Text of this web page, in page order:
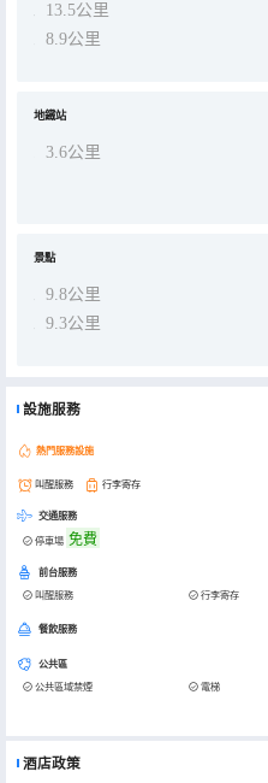
13.5公里
8.9公里
地鐵站
3.6公里
景點
9.8公里
9.3公里
設施服務
熱門服務設施
叫醒服務 行李寄存
交通服務
停車場 免費
前台服務
叫醒服務 行李寄存
餐飲服務
公共區
公共區域禁煙 電梯
酒店政策